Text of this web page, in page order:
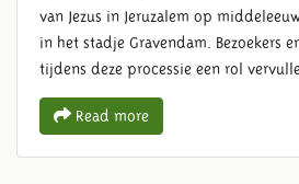
van Jezus in Jeruzalem op
in het stadje Gravendam. Bezoekers
tijdens deze processie een rol
Read more